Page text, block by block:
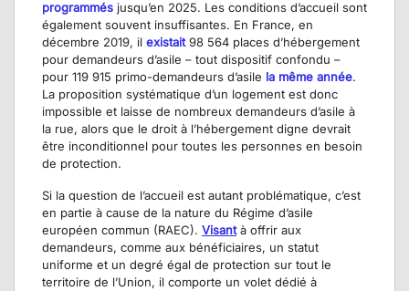
programmés jusqu’en 2025. Les conditions d’accueil sont
également souvent insuffisantes. En France, en
décembre 2019, il existait98 564 places d’hébergement
pour demandeurs d’asile – tout dispositif confondu –
pour 119 915 primo-demandeurs d’asile la même année.
La proposition systématique d’un logement est donc
impossible et laisse de nombreux demandeurs d’asile à
la rue, alors que le droit à l’hébergement digne devrait
être inconditionnel pour toutes les personnes en besoin
de protection.
Si la question de l’accueil est autant problématique, c’est
en partie à cause de la nature du Régime d’asile
européen commun (RAEC). Visantà offrir aux
demandeurs, comme aux bénéficiaires, un statut
uniforme et un degré égal de protection sur tout le
territoire de l’Union, il comporte un volet dédié à